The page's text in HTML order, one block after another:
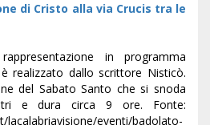
di Cristo alla via Crucis tra le
in programma
realizzato dallo scrittore Nisticò.
del Sabato Santo che si snoda
e dura circa 9 ore. Fonte:
lacalabriavisione/eventi/badolato-